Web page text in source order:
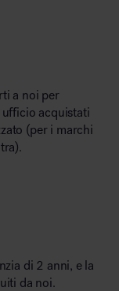
a noi per
ufficio acquistati
(per i marchi
di 2 anni, e la
da noi.